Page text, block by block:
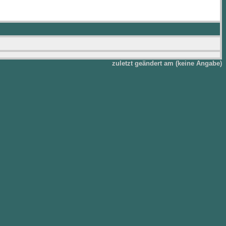
zuletzt geändert am (keine Angabe)